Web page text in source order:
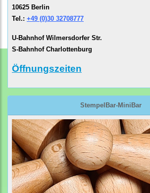
10625 Berlin
Tel.: +49 (0)30 32708777
U-Bahnhof Wilmersdorfer Str.
S-Bahnhof Charlottenburg
Öffnungszeiten
StempelBar-MiniBar